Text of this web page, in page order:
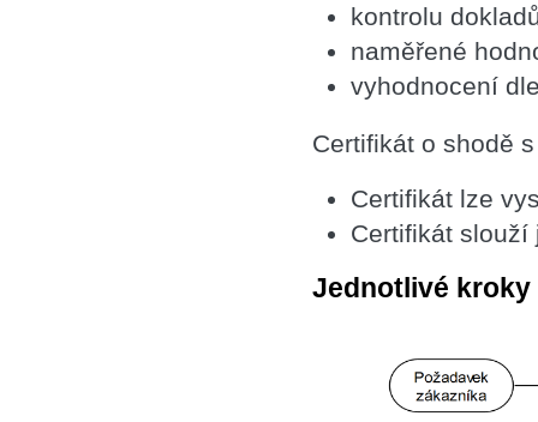
kontrolu
naměřené
vyhodnocení
Certifikát o shodě
Certifikát lze
Certifikát slouží
Jednotlivé kroky